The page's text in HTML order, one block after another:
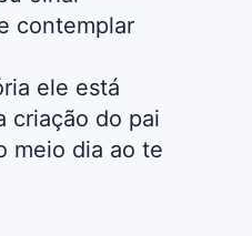
contemplar
ele está
criação do pai
meio dia ao te